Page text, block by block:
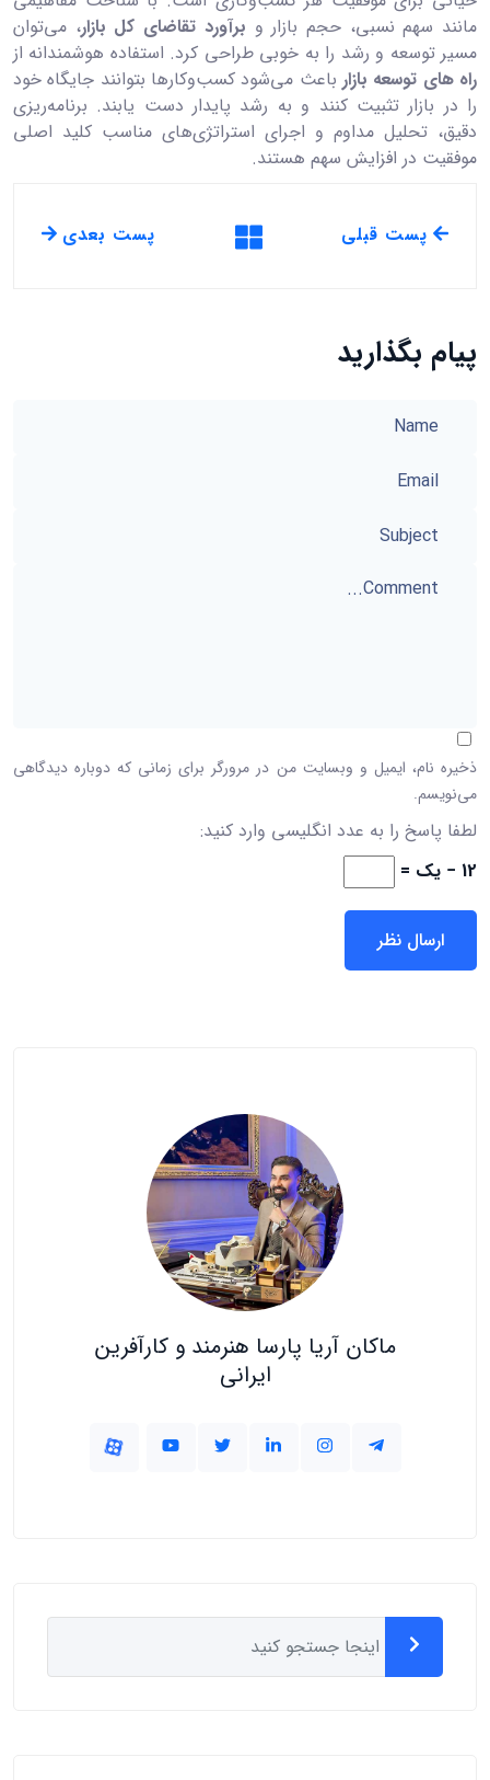
مانند سهم نسبی، حجم بازار و برآورد تقاضای کل بازار، می‌توان
مسیر توسعه و رشد را به خوبی طراحی کرد. استفاده هوشمندانه از
راه های توسعه بازار باعث می‌شود کسب‌وکارها بتوانند جایگاه خود
را در بازار تثبیت کنند و به رشد پایدار دست یابند. برنامه‌ریزی
دقیق، تحلیل مداوم و اجرای استراتژی‌های مناسب کلید اصلی
موفقیت در افزایش سهم هستند.
پست قبلی پست بعدی
پیام بگذارید
ذخیره نام، ایمیل و وبسایت من در مرورگر برای زمانی که دوباره دیدگاهی
می‌نویسم.
لطفا پاسخ را به عدد انگلیسی وارد کنید:
12 − یک =
ماکان آریا پارسا هنرمند و کارآفرین
ایرانی